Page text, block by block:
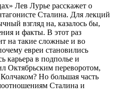
Лев Лурье расскажет о
Сталина. Для лекций
взгляд на, казалось бы,
и факты. В этот раз
на такие сложные и во
евреи становились
карьера в подполье и
Октябрьским переворотом,
Но большая часть
Сталина и